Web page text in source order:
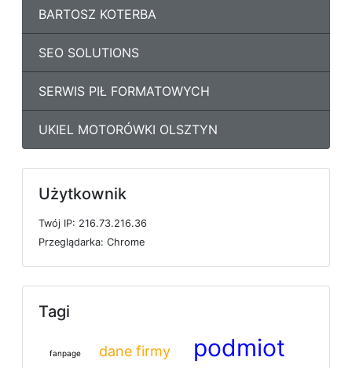
BARTOSZ KOTERBA
SEO SOLUTIONS
SERWIS PIŁ FORMATOWYCH
UKIEL MOTORÓWKI OLSZTYN
Użytkownik
Twój IP: 216.73.216.36
Przeglądarka: Chrome
Tagi
fanpage dane firmy
podmiot